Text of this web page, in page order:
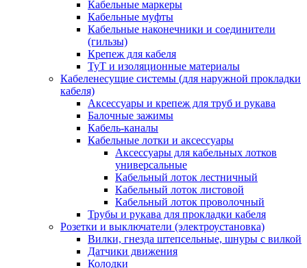
Кабельные маркеры
Кабельные муфты
Кабельные наконечники и соединители
(гильзы)
Крепеж для кабеля
ТуТ и изоляционные материалы
Кабеленесущие системы (для наружной прокладки
кабеля)
Аксессуары и крепеж для труб и рукава
Балочные зажимы
Кабель-каналы
Кабельные лотки и аксессуары
Аксессуары для кабельных лотков
универсальные
Кабельный лоток лестничный
Кабельный лоток листовой
Кабельный лоток проволочный
Трубы и рукава для прокладки кабеля
Розетки и выключатели (электроустановка)
Вилки, гнезда штепсельные, шнуры с вилкой
Датчики движения
Колодки